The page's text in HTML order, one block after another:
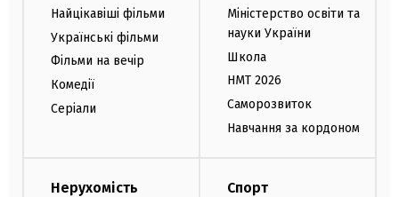
Найцікавіші фільми
Українські фільми
Фільми на вечір
Комедії
Серіали
Міністерство освіти та
науки України
Школа
НМТ 2026
Саморозвиток
Навчання за кордоном
Нерухомість Спорт